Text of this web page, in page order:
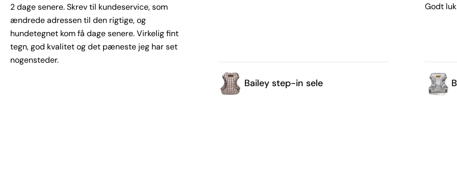
2 dage senere. Skrev til kundeservice, som
ændrede adressen til den rigtige, og
hundetegnet kom få dage senere. Virkelig fint
tegn, god kvalitet og det pæneste jeg har set
nogensteder.
Bailey step-in sele
Godt